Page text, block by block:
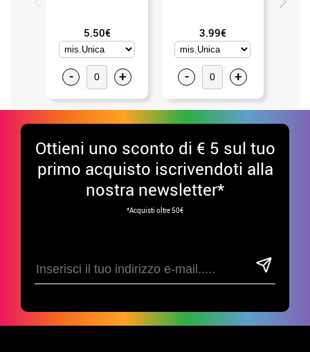
5.50€
- +
3.99€
- +
Ottieni uno sconto di € 5 sul tuo
primo acquisto iscrivendoti alla
nostra newsletter*
*Acquisti oltre 50€